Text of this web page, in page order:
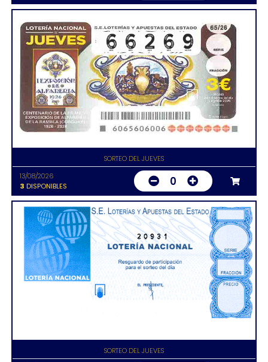
SORTEO DEL JUEVES
13/08/2026
3 DISPONIBLES 0
20931
SORTEO DEL JUEVES